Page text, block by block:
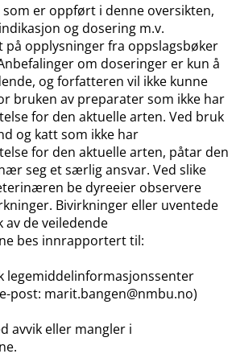
er oppført i denne oversikten,
og dosering m.v.
på opplysninger fra oppslagsbøker
om doseringer er kun å
og forfatteren vil ikke kunne
bruken av preparater som ikke har
for den aktuelle arten. Ved bruk
og katt som ikke har
for den aktuelle arten, påtar den
seg et særlig ansvar. Ved slike
be dyreeier observere
Bivirkninger eller uventede
av de veiledende
bes innrapportert til:
legemiddelinformasjonssenter
post: marit.bangen@nmbu.no)
avvik eller mangler i